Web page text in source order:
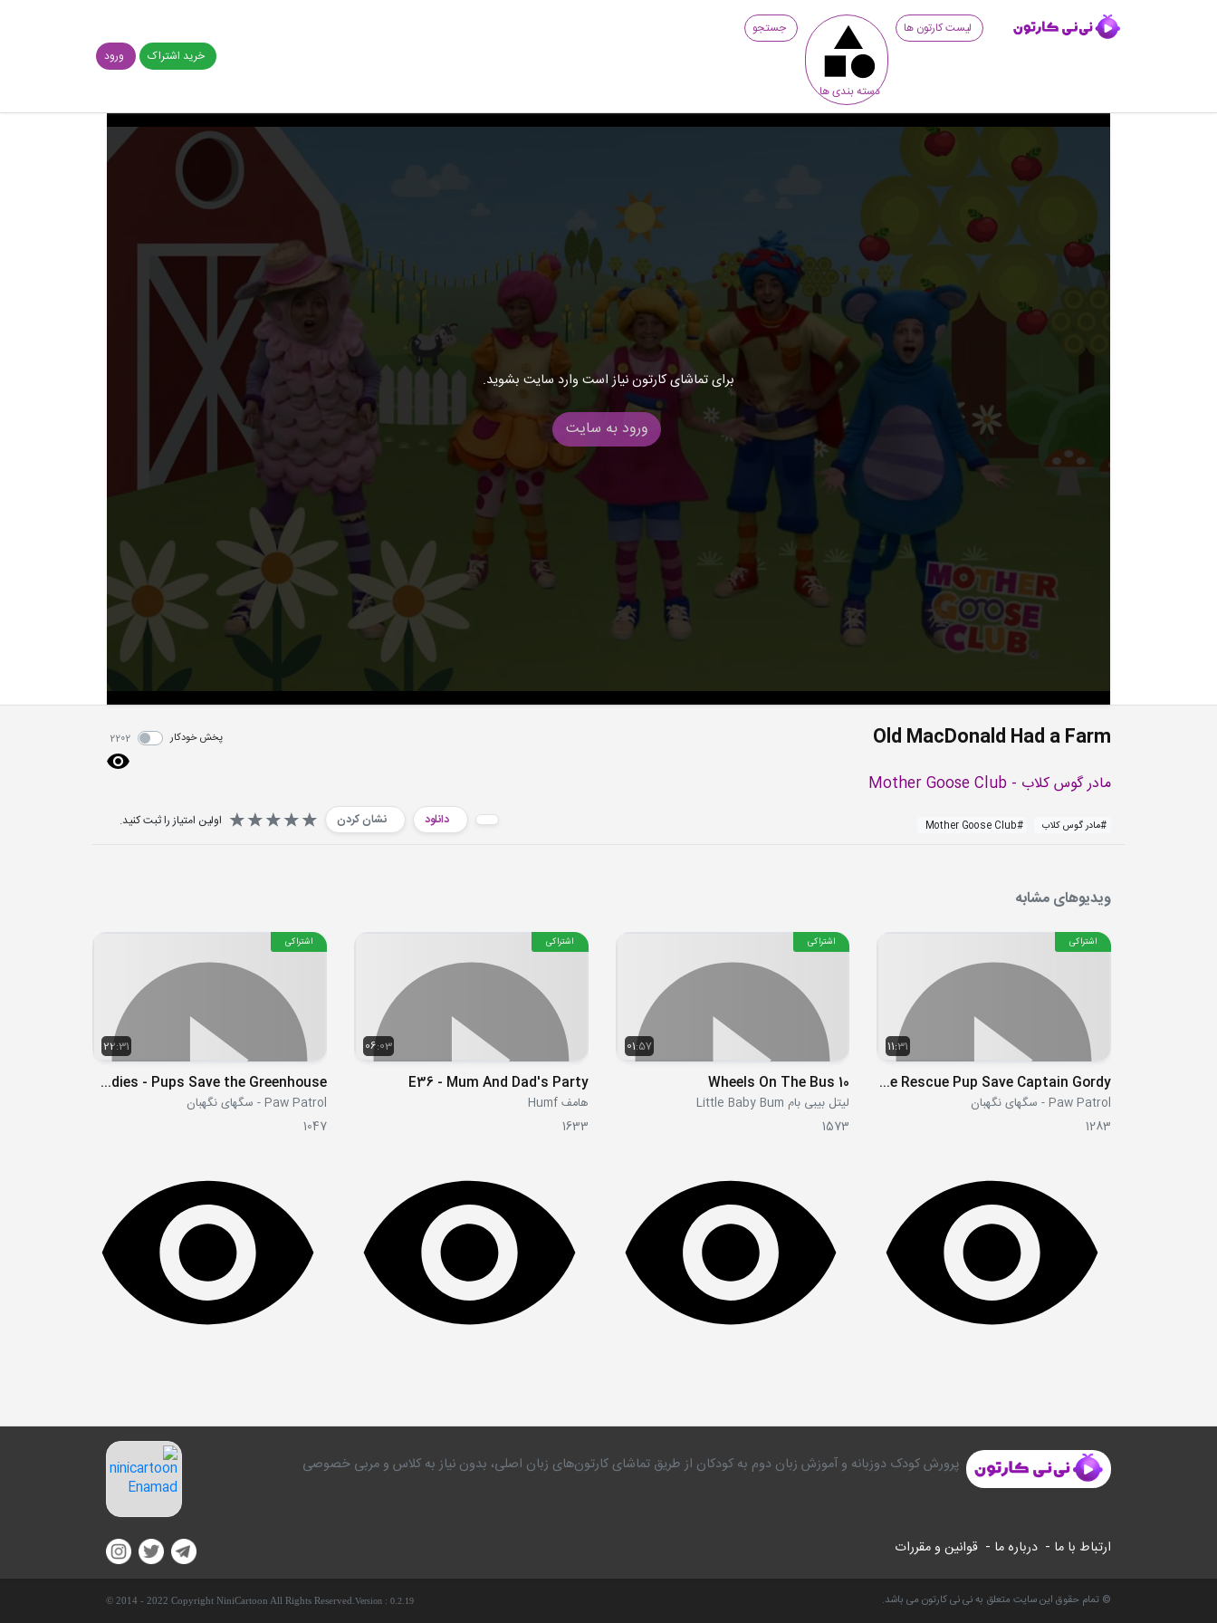
لیست کارتون ها
دسته بندی ها
جستجو
خرید اشتراک
ورود
برای تماشای کارتون نیاز است وارد سایت بشوید.
ورود به سایت
Old MacDonald Had a Farm پخش خودکار 2202
مادر گوس کلاب - Mother Goose Club
#مادر گوس کلاب #
Mother Goose Club دانلود نشان کردن اولین امتیاز را ثبت کنید.
ویدیوهای مشابه
11:31
اشتراکی
S06E04b - Ultimate Rescue Pup Save Captain Gordy
Paw Patrol - سگهای نگهبان
1283
01:57
اشتراکی
Wheels On The Bus 10
لیتل بیبی بام Little Baby Bum
1573
06:03
اشتراکی
E36 - Mum And Dad's Party
هامف Humf
1633
22:31
اشتراکی
S08E42-43 - Pups Save the Kitties and the Kiddies - Pups Save the Greenhouse
Paw Patrol - سگهای نگهبان
1047
پرورش کودک دوزبانه و آموزش زبان دوم به کودکان از طریق تماشای کارتون‌های زبان اصلی، بدون نیاز به کلاس و مربی خصوصی
ارتباط با ما - درباره ما - قوانین و مقررات
© تمام حقوق این سایت متعلق به نی نی کارتون می باشد. © 2014 - 2022 Copyright NiniCartoon All Rights Reserved. Version : 0.2.19